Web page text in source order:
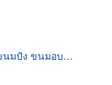
ขนมอบและเค้ก